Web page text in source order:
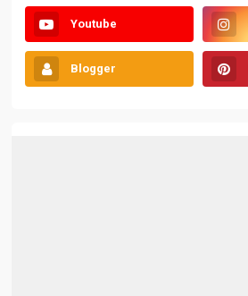
Youtube
Blogger